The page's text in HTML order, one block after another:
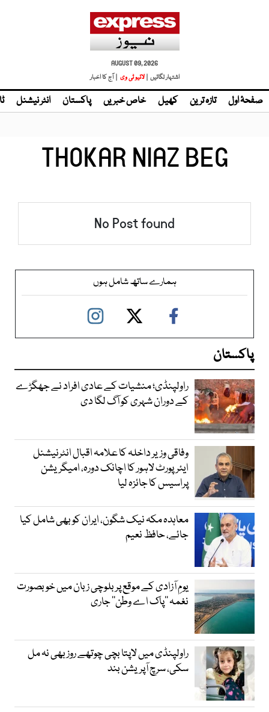
AUGUST 09, 2026
اشتہار لگائیں | لائیو ٹی وی | آج کا اخبار
صفحۂ اول تازہ ترین کھیل خاص خبریں پاکستان انٹر نیشنل
THOKAR NIAZ BEG
No Post found
ہمارے ساتھ شامل ہوں
پاکستان
راولپنڈی؛ منشیات کے عادی افراد نے جھگڑے
کے دوران شہری کو آگ لگا دی
وفاقی وزیر داخلہ کا علامہ اقبال انٹرنیشنل
ایئرپورٹ لاہور کا اچانک دورہ، امیگریشن
پراسیس کا جائزہ لیا
معاہدہ مکہ نیک شگون، ایران کو بھی شامل کیا
جائے، حافظ نعیم
یومِ آزادی کے موقع پر بلوچی زبان میں خوبصورت
نغمہ ’’پاک اے وطن‘‘ جاری
راولپنڈی میں لاپتا بچی چوتھے روز بھی نہ مل
سکی، سرچ آپریشن بند